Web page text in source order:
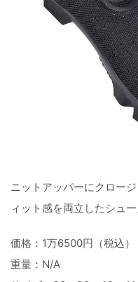
ニットアッパーにクロー
ィット感を両立したシュー
価格：1万6500円（税込）
重量：N/A